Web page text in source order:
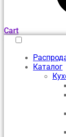
Cart
Каталог